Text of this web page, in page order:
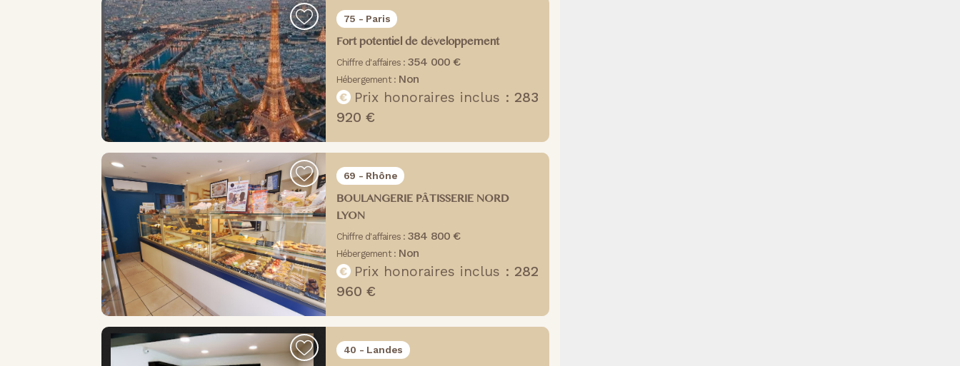
75 - Paris
Fort potentiel de développement
Chiffre d'affaires : 354 000 €
Hébergement : Non
Prix honoraires inclus : 283
920 €
69 - Rhône
BOULANGERIE PÂTISSERIE NORD
LYON
Chiffre d'affaires : 384 800 €
Hébergement : Non
Prix honoraires inclus : 282
960 €
40 - Landes